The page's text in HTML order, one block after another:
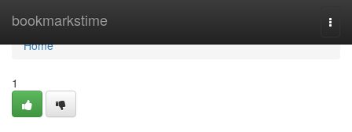
bookmarkstime
Home
Home
1